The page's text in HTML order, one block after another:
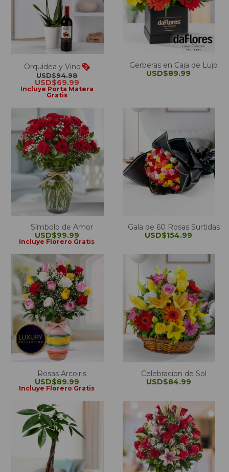
Orquídea y Vino
USD$94.98
USD$69.99
Incluye Porta Matera
Gratis
Gerberas en Caja de Lujo
USD$89.99
Símbolo de Amor
USD$99.99
Incluye Florero Gratis
Gala de 60 Rosas Surtidas
USD$154.99
Rosas Arcoiris
USD$89.99
Incluye Florero Gratis
Celebracion de Sol
USD$84.99